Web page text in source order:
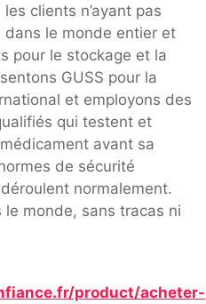
clients n’ayant pas
le monde entier et
pour le stockage et la
GUSS pour la
et employons des
qui testent et
avant sa
de sécurité
normalement.
monde, sans tracas ni
product/acheter-